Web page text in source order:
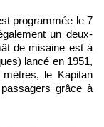
programmée le 7
un deux-
de misaine est à
lancé en 1951,
le Kapitan
grâce à